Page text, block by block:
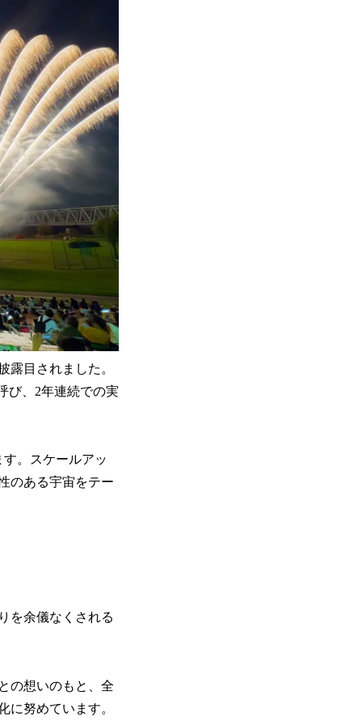
露目されました。
び、2年連続での実
。スケールアッ
のある宇宙をテー
を余儀なくされる
の想いのもと、全
に努めています。